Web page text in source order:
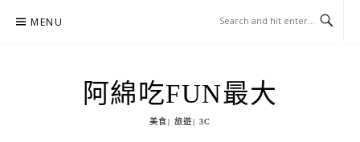
MENU
阿綿吃FUN最大
美食| 旅遊| 3C